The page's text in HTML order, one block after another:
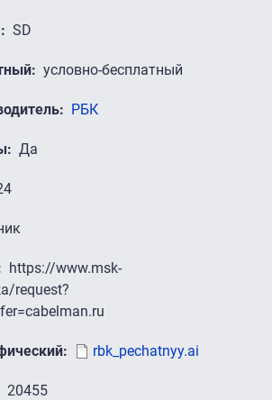
SD
условно-бесплатный
РБК
Да
https://www.msk-
request?
rbk_pechatnyy.ai
20455